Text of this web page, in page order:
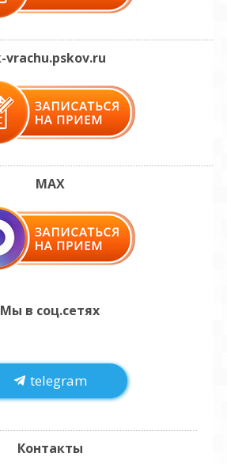
vrachu.pskov.ru
MAX
Мы в соц.сетях
telegram
Контакты